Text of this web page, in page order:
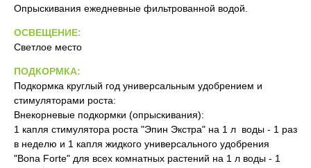
Опрыскивания ежедневные фильтрованной водой.
ОСВЕЩЕНИЕ:
Светлое место
ПОДКОРМКА:
Подкормка круглый год универсальным удобрением и
стимуляторами роста:
Внекорневые подкормки (опрыскивания):
1 капля стимулятора роста "Эпин Экстра" на 1 л воды - 1 раз
в неделю и 1 капля жидкого универсального удобрения
"Bona Forte" для всех комнатных растений на 1 л воды - 1